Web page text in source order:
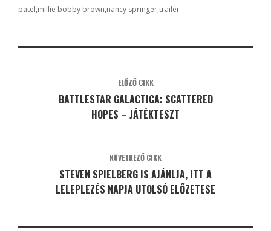
patel millie bobby brown nancy springertrailer
ELŐZŐ CIKK
BATTLESTAR GALACTICA: SCATTERED
HOPES – JÁTÉKTESZT
KÖVETKEZŐ CIKK
STEVEN SPIELBERG IS AJÁNLJA, ITT A
LELEPLEZÉS NAPJA UTOLSÓ ELŐZETESE